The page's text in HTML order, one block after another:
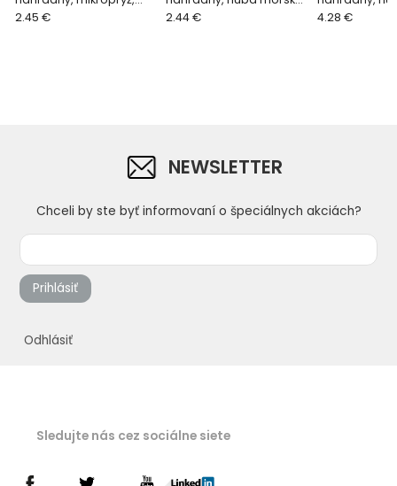
220 x 135 x 8 mm
2.45 €
rezaná, 280 x 140 x 40
2.44 €
nemecká,
4.28 €
NEWSLETTER
Chceli by ste byť informovaní o špeciálnych akciách?
Prihlásiť
Odhlásiť
Sledujte nás cez sociálne siete